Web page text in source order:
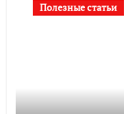
Полезные статьи